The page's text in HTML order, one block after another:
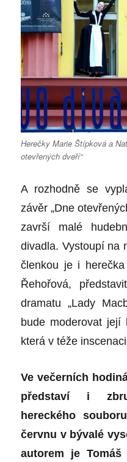
Herečky Marie Štípková a
otevřených dveří“
A rozhodně se
závěr „Dne
završí malé
divadla. Vystoupí na
členkou je i
Řehořová,
dramatu „Lady
bude moderovat její
která v téže
Ve večerních
představí i
hereckého
červnu v bývalé
autorem je Tomáš